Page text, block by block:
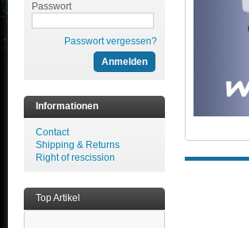
Passwort
Passwort vergessen?
Informationen
Contact
Shipping & Returns
Right of rescission
Top Artikel